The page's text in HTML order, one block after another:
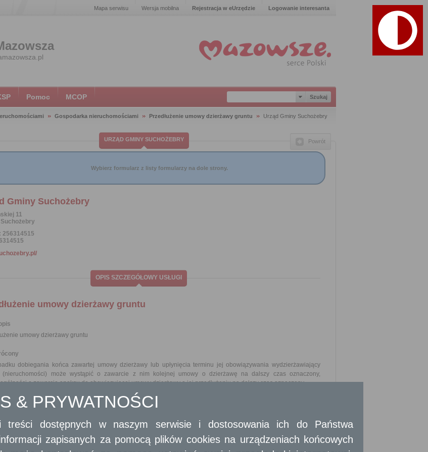
Mapa serwisu Wersja mobilna Rejestracja w eUrzędzie Logowanie interesanta
Pomoc MCOP
Gospodarka nieruchomościami Przedłużenie umowy dzierżawy gruntu Urząd Gminy Suchożebry
URZĄD GMINY SUCHOŻEBRY Powrót
Wybierz formularz z listy formularzy na dole strony.
Gminy Suchożebry
11
256314515
OPIS SZCZEGÓŁOWY USŁUGI
umowy dzierżawy gruntu
umowy dzierżawy gruntu
dobiegania końca zawartej umowy dzierżawy lub upłynięcia terminu jej obowiązywania wydzierżawiający
(nieruchomości) może wystąpić o zawarcie z nim kolejnej umowy o dzierżawę na dalszy czas oznaczony,
o zawarcie aneksu do obowiązującej umowy dzierżawy o jej przedłużeniu na dalszy czas oznaczony
dokumenty
dotychczasowej umowy.
spółki cywilnej do wniosku należy dołączyć kserokopię umowy.
Partii politycznej do wniosku należy dołączyć - kserokopię wyciągu z księgi ewidencji partii politycznych.
osób fizycznych do wniosku należy dołączyć dokument potwierdzający prowadzenie działalności
& PRYWATNOŚCI
treści dostępnych w naszym serwisie i dostosowania ich do Państwa
zapisanych za pomocą plików cookies na urządzeniach końcowych